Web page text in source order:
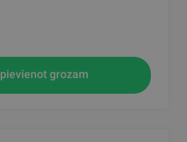
pievienot grozam